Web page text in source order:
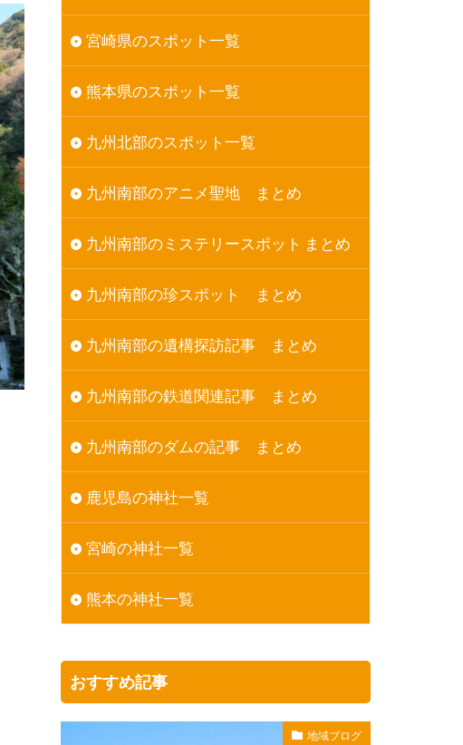
宮崎県のスポット一覧
熊本県のスポット一覧
九州北部のスポット一覧
九州南部のアニメ聖地 まとめ
九州南部のミステリースポット まとめ
九州南部の珍スポット まとめ
九州南部の遺構探訪記事 まとめ
九州南部の鉄道関連記事 まとめ
九州南部のダムの記事 まとめ
鹿児島の神社一覧
宮崎の神社一覧
熊本の神社一覧
おすすめ記事
地域ブログ